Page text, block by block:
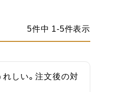
5件中 1-5件表示
しい。注文後の対